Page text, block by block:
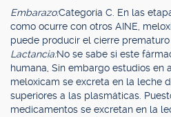
Embarazo:Categoría C. En las
como ocurre con otros AINE,
puede producir el cierre
Lactancia:No se sabe si este
humana, Sin embargo estudios en
meloxicam se excreta en la leche
superiores a las plasmáticas.
medicamentos se excretan en la